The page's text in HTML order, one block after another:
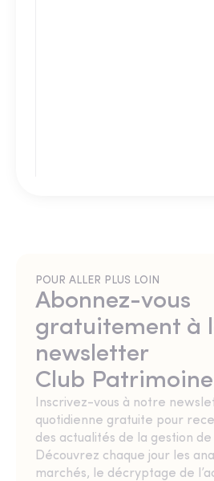
POUR ALLER PLUS LOIN
Abonnez-vous
gratuitement à
newsletter
Club Patrimoine
Inscrivez-vous à notre
quotidienne gratuite pour
des actualités de la gestion
Découvrez chaque jour les
marchés, le décryptage de